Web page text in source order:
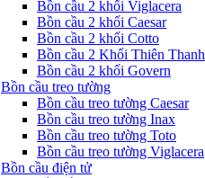
Bồn cầu 2 khối Viglacera
Bồn cầu 2 khối Caesar
Bồn cầu 2 khối Cotto
Bồn cầu 2 Khối Thiên Thanh
Bồn cầu 2 khối Govern
Bồn cầu treo tường
Bồn cầu treo tường Caesar
Bồn cầu treo tường Inax
Bồn cầu treo tường Toto
Bồn cầu treo tường Viglacera
Bồn cầu điện tử